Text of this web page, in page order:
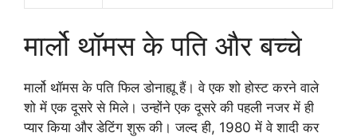
मार्लो थॉमस के पति और बच्चे
मार्लो थॉमस के पति फिल डोनाह्यू हैं। वे एक शो होस्ट करने वाले
शो में एक दूसरे से मिले। उन्होंने एक दूसरे की पहली नजर में ही
प्यार किया और डेटिंग शुरू की। जल्द ही, 1980 में वे शादी कर